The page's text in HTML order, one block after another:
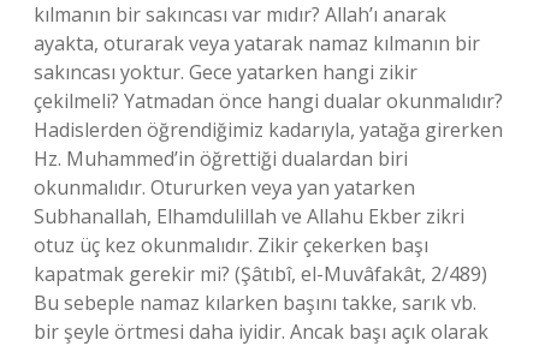
kılmanın bir sakıncası var mıdır? Allah’ı anarak
ayakta, oturarak veya yatarak namaz kılmanın bir
sakıncası yoktur. Gece yatarken hangi zikir
çekilmeli? Yatmadan önce hangi dualar okunmalıdır?
Hadislerden öğrendiğimiz kadarıyla, yatağa girerken
Hz. Muhammed’in öğrettiği dualardan biri
okunmalıdır. Otururken veya yan yatarken
Subhanallah, Elhamdulillah ve Allahu Ekber zikri
otuz üç kez okunmalıdır. Zikir çekerken başı
kapatmak gerekir mi? (Şâtıbî, el-Muvâfakât, 2/489)
Bu sebeple namaz kılarken başını takke, sarık vb.
bir şeyle örtmesi daha iyidir. Ancak başı açık olarak